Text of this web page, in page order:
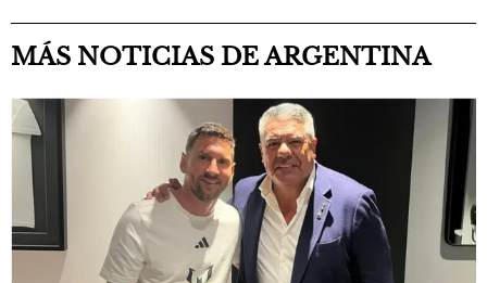
MÁS NOTICIAS DE ARGENTINA